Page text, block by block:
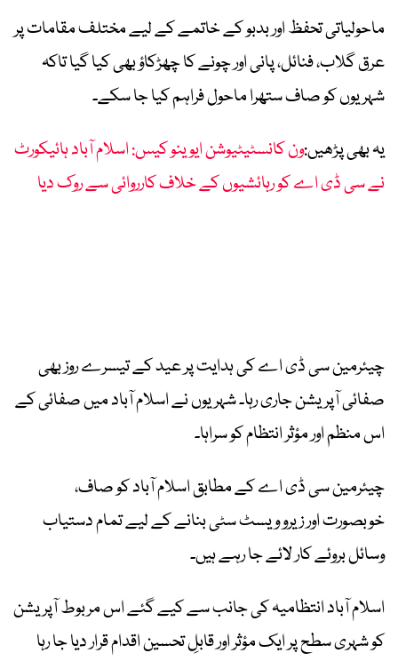
ماحولیاتی تحفظ اور بدبو کے خاتمے کے لیے مختلف مقامات پر
عرق گلاب، فنائل، پانی اور چونے کا چھڑکاؤ بھی کیا گیا تاکہ
شہریوں کو صاف ستھرا ماحول فراہم کیا جا سکے۔
یہ بھی پڑھیں:ون کانسٹیٹیوشن ایوینو کیس: اسلام آباد ہائیکورٹ
نے سی ڈی اے کو رہائشیوں کے خلاف کارروائی سے روک دیا
چیئرمین سی ڈی اے کی ہدایت پر عید کے تیسرے روز بھی
صفائی آپریشن جاری رہا۔ شہریوں نے اسلام آباد میں صفائی کے
اس منظم اور مؤثر انتظام کو سراہا۔
چیئرمین سی ڈی اے کے مطابق اسلام آباد کو صاف،
خوبصورت اور زیرو ویسٹ سٹی بنانے کے لیے تمام دستیاب
وسائل بروئے کار لائے جا رہے ہیں۔
اسلام آباد انتظامیہ کی جانب سے کیے گئے اس مربوط آپریشن
کو شہری سطح پر ایک مؤثر اور قابلِ تحسین اقدام قرار دیا جا رہا